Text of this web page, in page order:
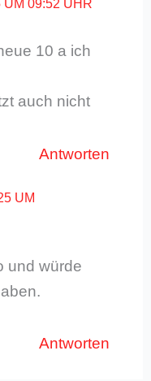
09:52 UHR
10 a ich
auch nicht
Antworten
UM
und würde
Antworten